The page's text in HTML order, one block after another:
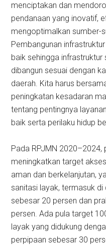
menciptakan dan
pendanaan yang inovatif,
mengoptimalkan sumber-
Pembangunan
baik sehingga
dibangun sesuai dengan
daerah. Kita harus
peningkatan kesadaran
tentang pentingnya
baik serta perilaku hidup
Pada RPJMN
meningkatkan target
aman dan berkelanjutan,
sanitasi layak, termasuk
sebesar 20 persen dan
persen. Ada pula target
layak yang didukung
perpipaan sebesar 30